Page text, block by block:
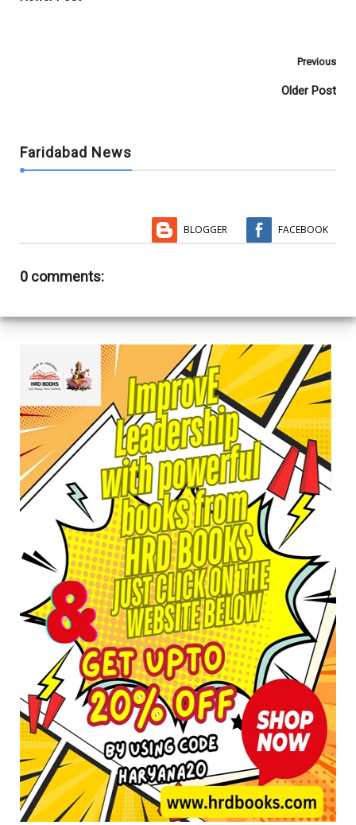
k
Previous
Older Post
Faridabad News
BLOGGER FACEBOOK
0 comments: